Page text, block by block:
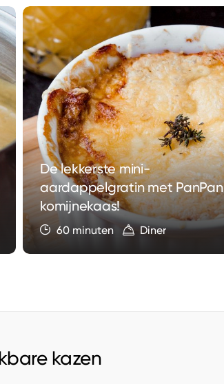
De lekkerste mini-
aardappelgratin met PanPan
komijnekaas!
60 minuten Diner
kazen